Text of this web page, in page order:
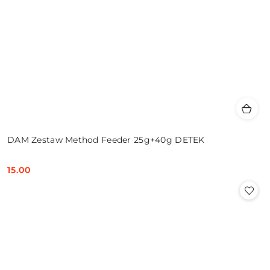
DAM Zestaw Method Feeder 25g+40g DETEK
Cena:
15.00